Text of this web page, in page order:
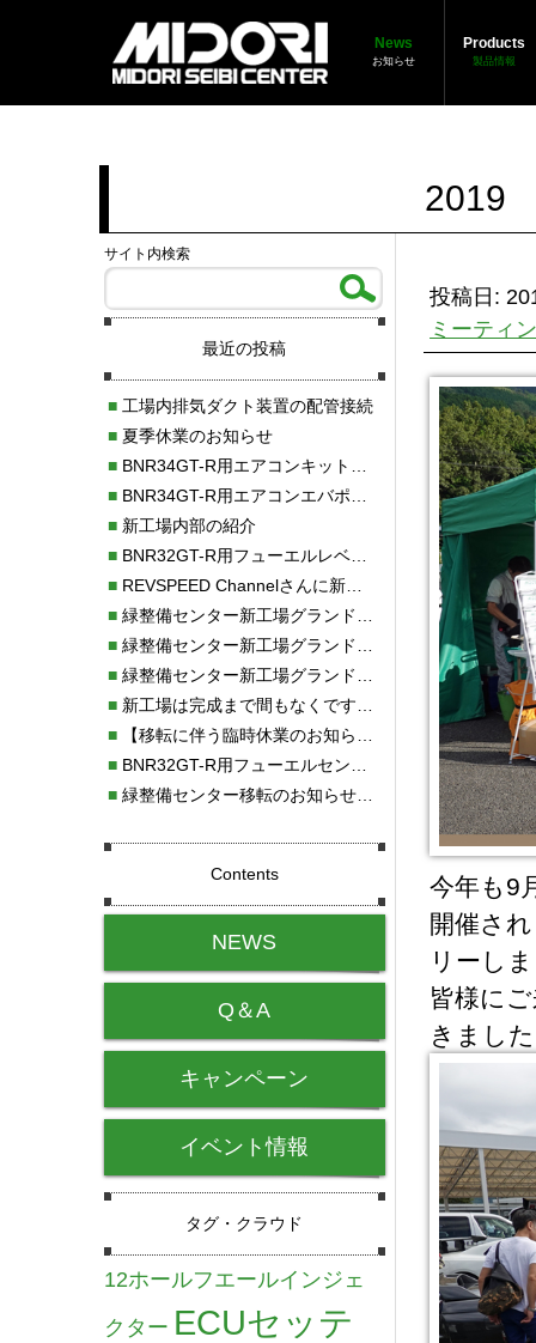
News
お知らせ
Products
製品情報
投稿日:
ミーティ
今年も9
開催さ
リーし
皆様に
きまし
サイト内検索
最近の投稿
■工場内排気ダクト装置の配管接続
■夏季休業のお知らせ
■BNR34GT-R用エアコンキット新発売！！
■BNR34GT-R用エアコンエバポレーターを新発売！！
■新工場内部の紹介
■BNR32GT-R用フューエルレベルセンサー新発売！！
■REVSPEED Channelさんに新社屋を紹介していただきました!!
■緑整備センター新工場グランドオープン・続報
■緑整備センター新工場グランドオープン
■緑整備センター新工場グランドオープンのお知らせ！！
■新工場は完成まで間もなくです！！
■【移転に伴う臨時休業のお知らせ】
■BNR32GT-R用フューエルセンサー新発売!!
■緑整備センター移転のお知らせ！！
Contents
NEWS
Q＆A
キャンペーン
イベント情報
タグ・クラウド
12ホールフエールインジェ
クター ECUセッテ